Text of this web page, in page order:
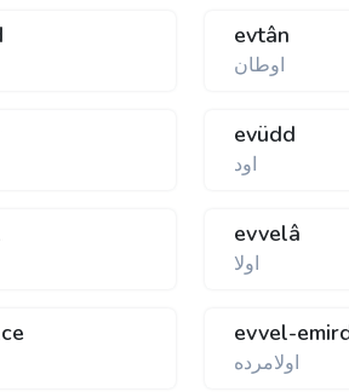
evtân
اوطان
evüdd
اود
evvelâ
اولا
evvel-
اولامرده